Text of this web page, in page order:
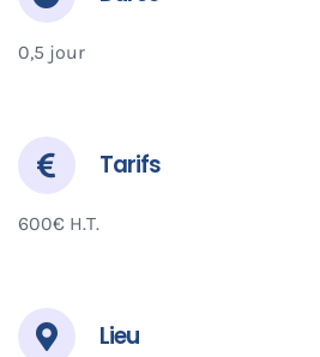
0,5 jour
Tarifs
600€ H.T.
Lieu